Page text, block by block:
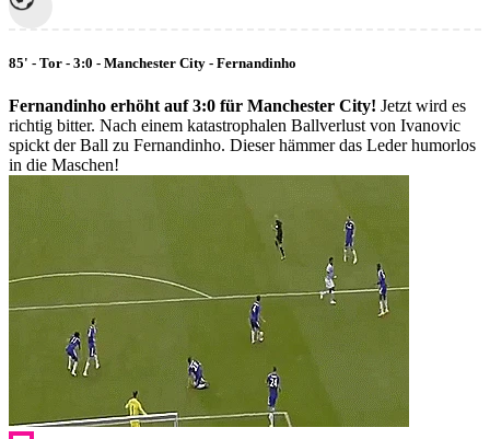
85' - Tor - 3:0 - Manchester City - Fernandinho
Fernandinho erhöht auf 3:0 für Manchester City! Jetzt wird es
richtig bitter. Nach einem katastrophalen Ballverlust von Ivanovic
spickt der Ball zu Fernandinho. Dieser hämmer das Leder humorlos
in die Maschen!